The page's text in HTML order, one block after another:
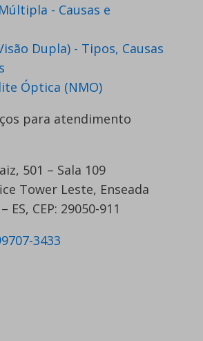
- Causas e
Dupla) - Tipos, Causas
Óptica (NMO)
para atendimento
501 – Sala 109
Tower Leste, Enseada
ES, CEP: 29050-911
3433